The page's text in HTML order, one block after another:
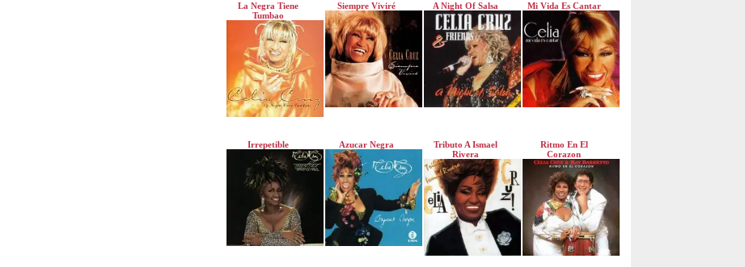
La Negra Tiene
Tumbao
Siempre Viviré A Night Of Salsa Mi Vida Es Cantar
Irrepetible Azucar Negra
Tributo A Ismael
Rivera
Ritmo En El
Corazon